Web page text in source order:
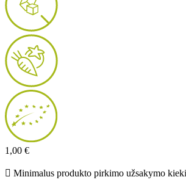
1,00 €
 Minimalus produkto pirkimo užsakymo